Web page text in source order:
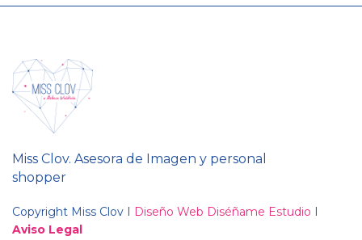
Miss Clov. Asesora de Imagen y personal
shopper
Copyright Miss Clov I Diseño Web Diséñame Estudio I
Aviso Legal